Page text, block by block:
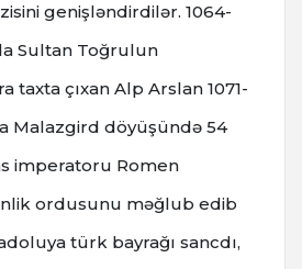
genişləndirdilər. 1064-
Sultan Toğrulun
taxta çıxan Alp Arslan 1071-
Malazgird döyüşündə 54
imperatoru Romen
ordusunu məğlub edib
türk bayrağı sancdı,